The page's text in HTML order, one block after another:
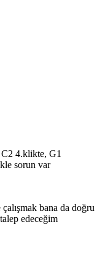
4.klikte, G1
sorun var
bana da doğru
edeceğim